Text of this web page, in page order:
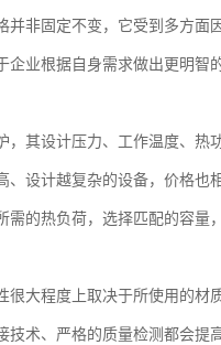
并非固定不变，它受到多方面
企业根据自身需求做出更明智
，其设计压力、工作温度、热
、设计越复杂的设备，价格也
需的热负荷，选择匹配的容量
很大程度上取决于所使用的材
技术、严格的质量检测都会